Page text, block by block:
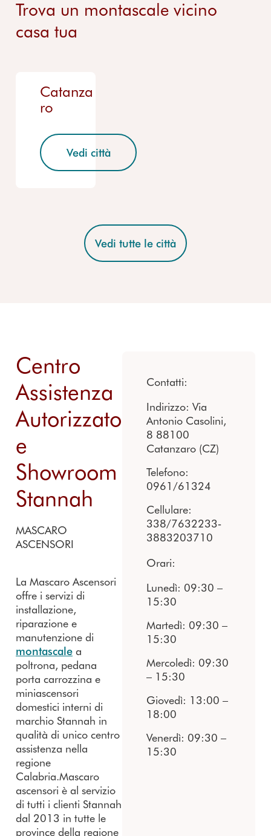
Trova un montascale vicino
casa tua
Catanza
ro
Vedi città
Vedi tutte le città
Centro
Assistenza
Autorizzato
e
Showroom
Stannah
MASCARO
ASCENSORI
La Mascaro Ascensori
offre i servizi di
installazione,
riparazione e
manutenzione di
montascale a
poltrona, pedana
porta carrozzina e
miniascensori
domestici interni di
marchio Stannah in
qualità di unico centro
assistenza nella
regione
Calabria.Mascaro
ascensori è al servizio
di tutti i clienti Stannah
dal 2013 in tutte le
province della regione
Contatti:
Indirizzo: Via
Antonio Casolini,
8 88100
Catanzaro (CZ)
Telefono:
0961/61324
Cellulare:
338/7632233‐
3883203710
Orari:
Lunedì: 09:30 –
15:30
Martedì: 09:30 –
15:30
Mercoledì: 09:30
– 15:30
Giovedì: 13:00 –
18:00
Venerdì: 09:30 –
15:30